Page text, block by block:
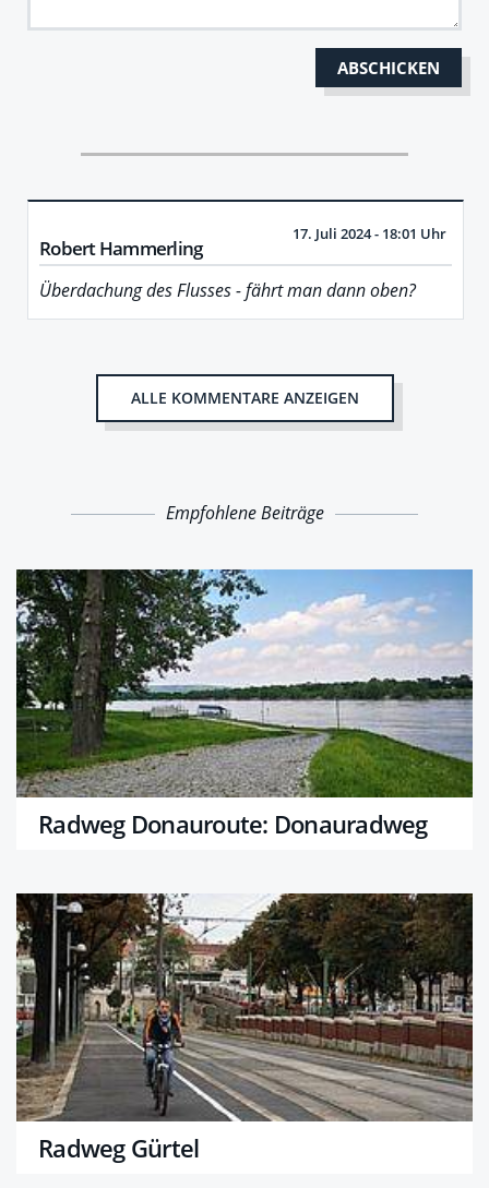
Robert Hammerling
17. Juli 2024 - 18:01 Uhr
Überdachung des Flusses - fährt man dann oben?
ALLE KOMMENTARE ANZEIGEN
Empfohlene Beiträge
Radweg Donauroute: Donauradweg
Radweg Gürtel